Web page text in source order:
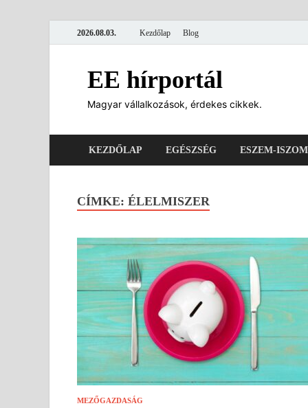
2026.08.03. Kezdőlap Blog
EE hírportál
Magyar vállalkozások, érdekes cikkek.
KEZDŐLAP EGÉSZSÉG ESZEM-ISZOM
CÍMKE: ÉLELMISZER
MEZŐGAZDASÁG